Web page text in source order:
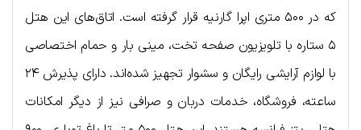
که در ۵۰۰ متری اپرا گارنیه قرار گرفته است. اتاق‌های این هتل
۵ ستاره با تلویزیون صفحه تخت، مینی بار و حمام اختصاصی
با لوازم آرایشی رایگان و سشوار تجهیز شده‌اند. دارای پذیرش ۲۴
ساعته، فروشگاه، خدمات دربان و صرافی نیز از دیگر امکانات